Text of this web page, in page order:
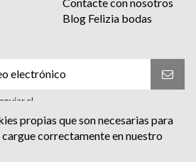
Blog Felizia bodas
el
enviar el
propias que son necesarias para
correctamente en nuestro